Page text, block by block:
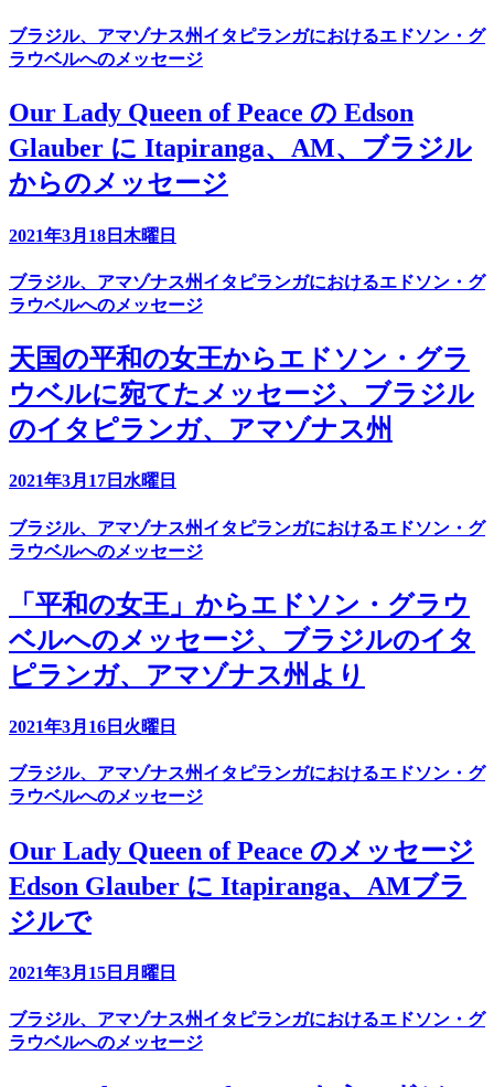
ブラジル、アマゾナス州イタピランガにおけるエドソン・グ
ラウベルへのメッセージ
Our Lady Queen of Peace の Edson
Glauber に Itapiranga、AM、ブラジル
からのメッセージ
2021年3月18日木曜日
ブラジル、アマゾナス州イタピランガにおけるエドソン・グ
ラウベルへのメッセージ
天国の平和の女王からエドソン・グラ
ウベルに宛てたメッセージ、ブラジル
のイタピランガ、アマゾナス州
2021年3月17日水曜日
ブラジル、アマゾナス州イタピランガにおけるエドソン・グ
ラウベルへのメッセージ
「平和の女王」からエドソン・グラウ
ベルへのメッセージ、ブラジルのイタ
ピランガ、アマゾナス州より
2021年3月16日火曜日
ブラジル、アマゾナス州イタピランガにおけるエドソン・グ
ラウベルへのメッセージ
Our Lady Queen of Peace のメッセージ
Edson Glauber に Itapiranga、AMブラ
ジルで
2021年3月15日月曜日
ブラジル、アマゾナス州イタピランガにおけるエドソン・グ
ラウベルへのメッセージ